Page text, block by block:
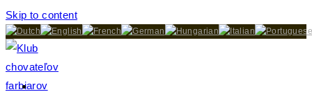
Skip to content